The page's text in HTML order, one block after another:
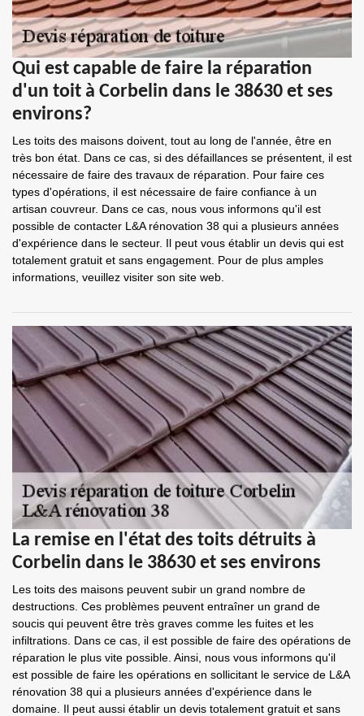
Qui est capable de faire la réparation
d'un toit à Corbelin dans le 38630 et ses
environs?
Les toits des maisons doivent, tout au long de l'année, être en
très bon état. Dans ce cas, si des défaillances se présentent, il est
nécessaire de faire des travaux de réparation. Pour faire ces
types d'opérations, il est nécessaire de faire confiance à un
artisan couvreur. Dans ce cas, nous vous informons qu'il est
possible de contacter L&A rénovation 38 qui a plusieurs années
d'expérience dans le secteur. Il peut vous établir un devis qui est
totalement gratuit et sans engagement. Pour de plus amples
informations, veuillez visiter son site web.
La remise en l'état des toits détruits à
Corbelin dans le 38630 et ses environs
Les toits des maisons peuvent subir un grand nombre de
destructions. Ces problèmes peuvent entraîner un grand de
soucis qui peuvent être très graves comme les fuites et les
infiltrations. Dans ce cas, il est possible de faire des opérations de
réparation le plus vite possible. Ainsi, nous vous informons qu'il
est possible de faire les opérations en sollicitant le service de L&A
rénovation 38 qui a plusieurs années d'expérience dans le
domaine. Il peut aussi établir un devis totalement gratuit et sans